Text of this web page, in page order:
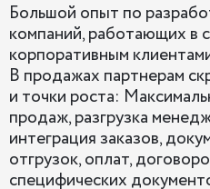
Большой опыт по
компаний, работающих в
корпоративным
В продажах партнерам
и точки роста:
продаж, разгрузка
интеграция заказов,
отгрузок, оплат,
специфических